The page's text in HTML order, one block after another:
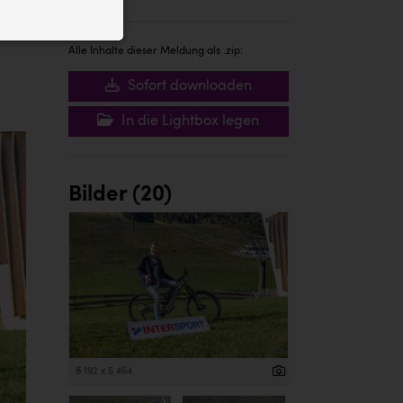
Alle Inhalte dieser Meldung als .zip:
Sofort downloaden
In die Lightbox legen
Bilder (20)
8 192 x 5 464
Website